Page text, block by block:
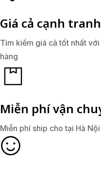
Giá cả cạnh tranh
Tìm kiếm giá cả tốt nhất
hàng
Miễn phí vận
Miễn phí ship cho tại Hà